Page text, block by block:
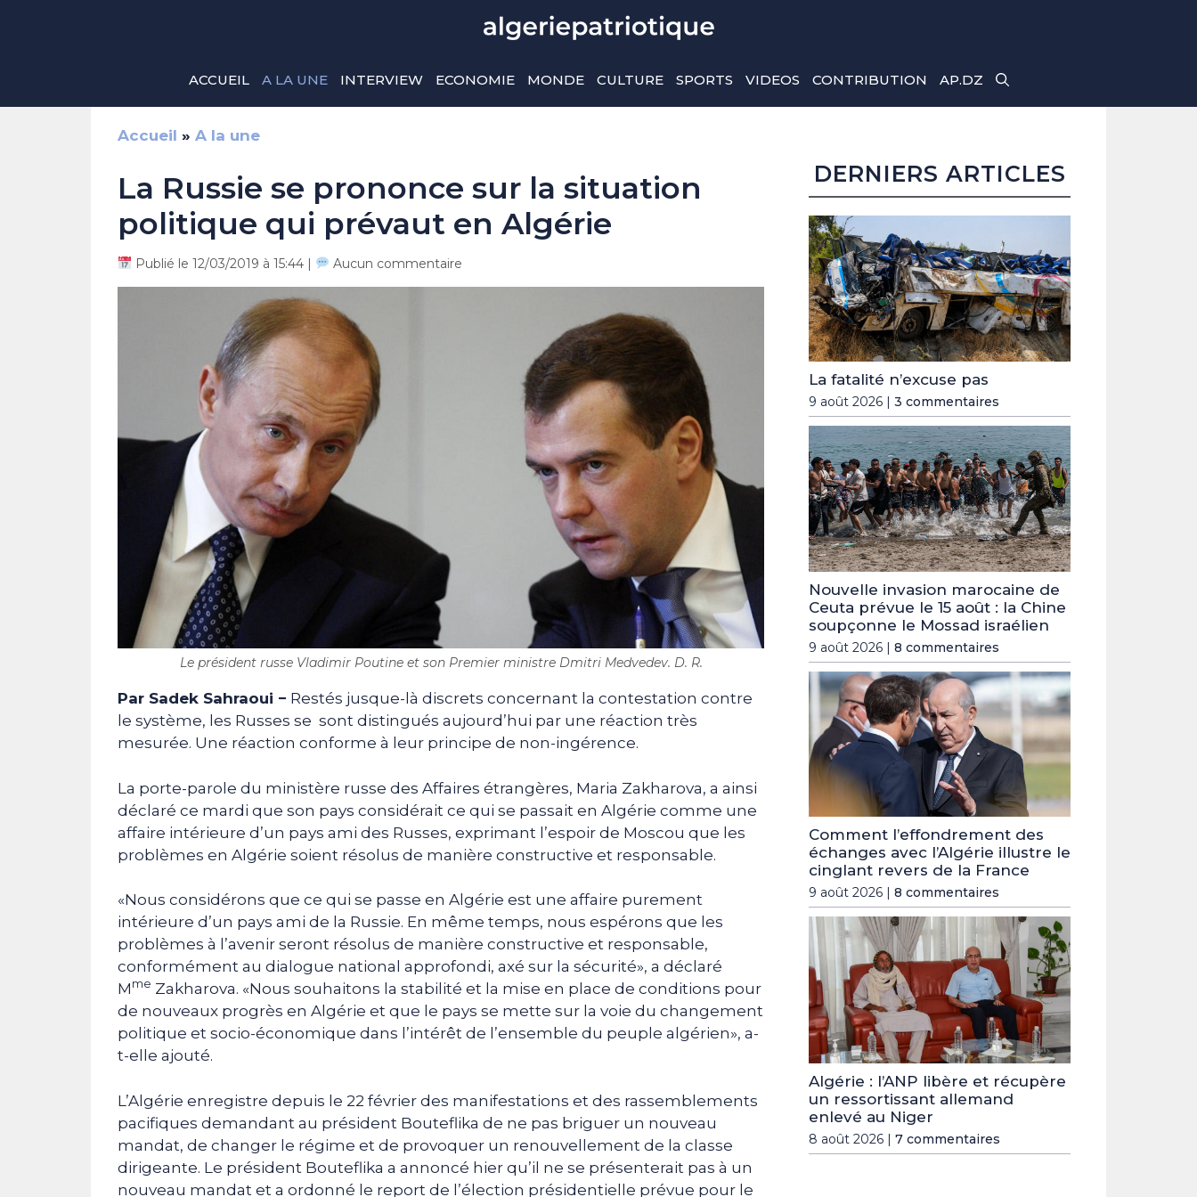
ACCUEIL A LA UNE INTERVIEW ECONOMIE MONDE CULTURE SPORTS VIDEOS CONTRIBUTION AP.DZ
Accueil » A la une
La Russie se prononce sur la situation
politique qui prévaut en Algérie
Publié le 12/03/2019 à 15:44 | Aucun commentaire
Le président russe Vladimir Poutine et son Premier ministre Dmitri Medvedev. D. R.
Par Sadek Sahraoui − Restés jusque-là discrets concernant la contestation contre
le système, les Russes se sont distingués aujourd’hui par une réaction très
mesurée. Une réaction conforme à leur principe de non-ingérence.
La porte-parole du ministère russe des Affaires étrangères, Maria Zakharova, a ainsi
déclaré ce mardi que son pays considérait ce qui se passait en Algérie comme une
affaire intérieure d’un pays ami des Russes, exprimant l’espoir de Moscou que les
problèmes en Algérie soient résolus de manière constructive et responsable.
«Nous considérons que ce qui se passe en Algérie est une affaire purement
intérieure d’un pays ami de la Russie. En même temps, nous espérons que les
problèmes à l’avenir seront résolus de manière constructive et responsable,
conformément au dialogue national approfondi, axé sur la sécurité», a déclaré
M me Zakharova. «Nous souhaitons la stabilité et la mise en place de conditions pour
de nouveaux progrès en Algérie et que le pays se mette sur la voie du changement
politique et socio-économique dans l’intérêt de l’ensemble du peuple algérien», a-
t-elle ajouté.
L’Algérie enregistre depuis le 22 février des manifestations et des rassemblements
pacifiques demandant au président Bouteflika de ne pas briguer un nouveau
mandat, de changer le régime et de provoquer un renouvellement de la classe
dirigeante. Le président Bouteflika a annoncé hier qu’il ne se présenterait pas à un
nouveau mandat et a ordonné le report de l’élection présidentielle prévue pour le
DERNIERS ARTICLES
La fatalité n’excuse pas
9 août 2026 | 3 commentaires
Nouvelle invasion marocaine de
Ceuta prévue le 15 août : la Chine
soupçonne le Mossad israélien
9 août 2026 | 8 commentaires
Comment l’effondrement des
échanges avec l’Algérie illustre le
cinglant revers de la France
9 août 2026 | 8 commentaires
Algérie : l’ANP libère et récupère
un ressortissant allemand
enlevé au Niger
8 août 2026 | 7 commentaires